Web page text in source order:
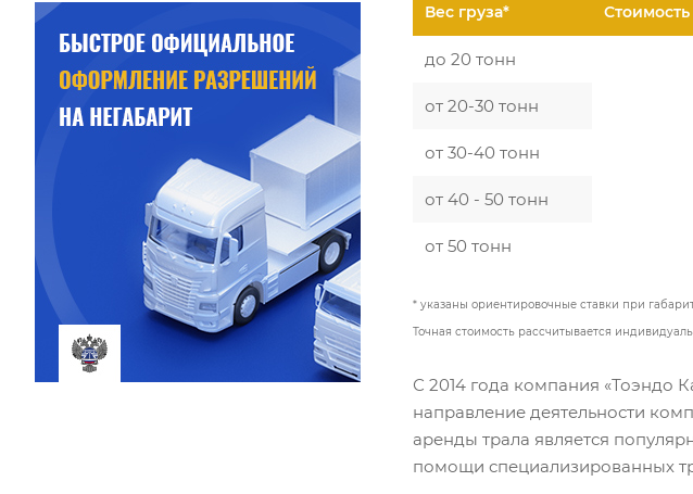
Вес груза*
до 20 тонн
от 20-30 тонн
от 30-40 тонн
от 40 - 50 тонн
от 50 тонн
* указаны ориентировочные ставки при
Точная стоимость рассчитывается
С 2014 года компания «Тоэндо
направление деятельности
аренды трала является
помощи специализированных